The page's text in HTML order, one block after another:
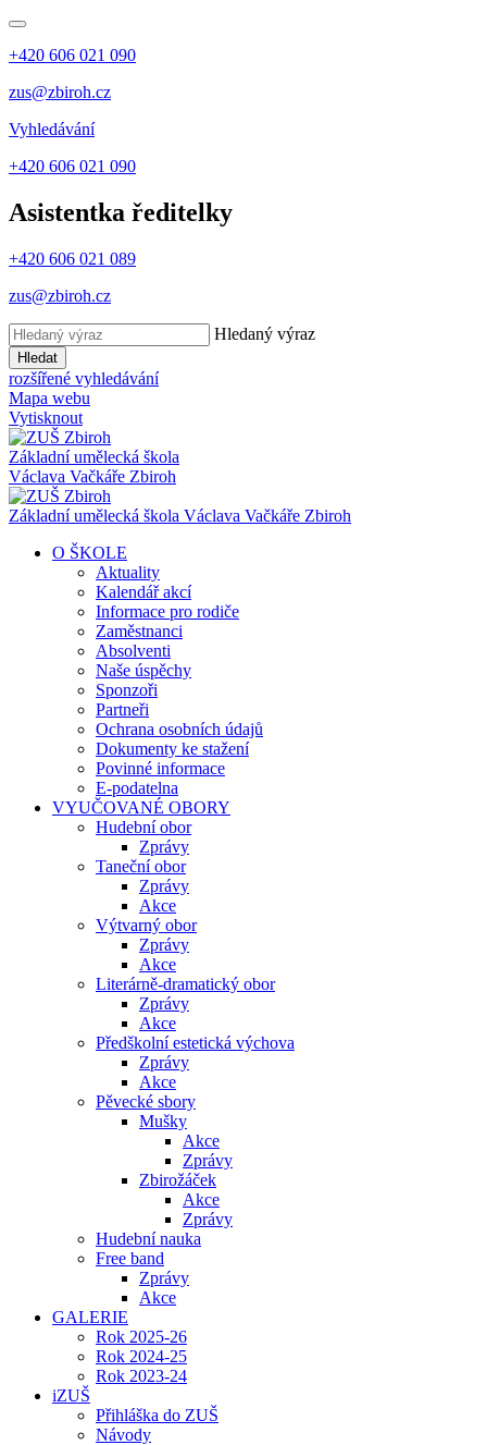
+420 606 021 090
zus@zbiroh.cz
Vyhledávání
+420 606 021 090
Asistentka ředitelky
+420 606 021 089
zus@zbiroh.cz
Hledaný výraz
Hledat
rozšířené vyhledávání
Mapa webu
Vytisknout
Základní umělecká škola
Václava Vačkáře Zbiroh
Základní umělecká škola Václava Vačkáře Zbiroh
O ŠKOLE
Aktuality
Kalendář akcí
Informace pro rodiče
Zaměstnanci
Absolventi
Naše úspěchy
Sponzoři
Partneři
Ochrana osobních údajů
Dokumenty ke stažení
Povinné informace
E-podatelna
VYUČOVANÉ OBORY
Hudební obor
Zprávy
Taneční obor
Zprávy
Akce
Výtvarný obor
Zprávy
Akce
Literárně-dramatický obor
Zprávy
Akce
Předškolní estetická výchova
Zprávy
Akce
Pěvecké sbory
Mušky
Akce
Zprávy
Zbirožáček
Akce
Zprávy
Hudební nauka
Free band
Zprávy
Akce
GALERIE
Rok 2025-26
Rok 2024-25
Rok 2023-24
iZUŠ
Přihláška do ZUŠ
Návody